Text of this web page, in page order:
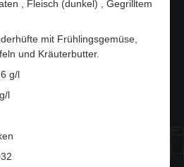
, Fleisch (dunkel) , Gegrilltem
mit Frühlingsgemüse,
und Kräuterbutter.
g/l
l